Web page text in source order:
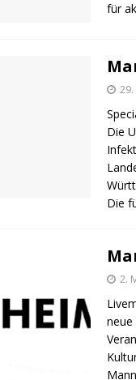
für
Die
Die
2.
neue